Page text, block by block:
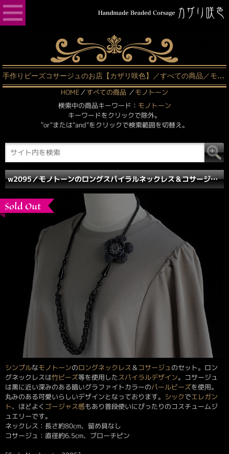
手作りビーズコサージュのお店【カザリ咲色】／すべての商品／モノトーン（2ページ中1ページ目）
HOME ／すべての商品 ／モノトーン
検索中の商品キーワード： モノトーン
キーワードをクリックで除外。
"or"または"and"をクリックで検索範囲を切替え。
w2095／モノトーンのロングスパイラルネックレス＆コサージュ／SOLD OUT
シンプルなモノトーンのロングネックレス ＆ コサージュ のセット。ロン
グネックレスは竹ビーズ等を使用したスパイラルデザイン。コサージュ
は黒に近い深みのある暗いグラファイトカラーのパールビーズを使用。
丸みのある可愛いらしいデザインとなっております。 シックでエレガン
ト、ほどよく ゴージャス感もあり普段使いにぴったりのコスチュームジ
ュエリーです。
ネックレス：長さ約80cm、留め具なし
コサージュ：直径約6.5cm、ブローチピン